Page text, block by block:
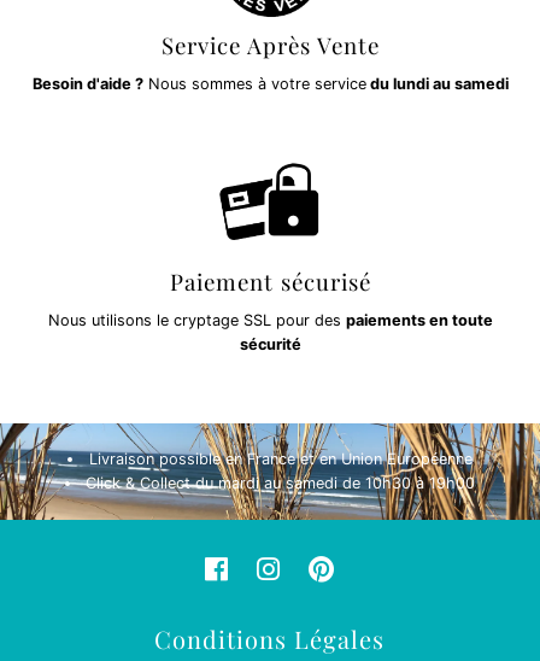
Service Après Vente
Besoin d'aide ?Nous sommes à votre servicedu lundi au samedi
Paiement sécurisé
Nous utilisons le cryptage SSL pour des paiements en toute
sécurité
Livraison possible en France et en Union Européenne
Click & Collect du mardi au samedi de 10h30 à 19h00
Conditions Légales